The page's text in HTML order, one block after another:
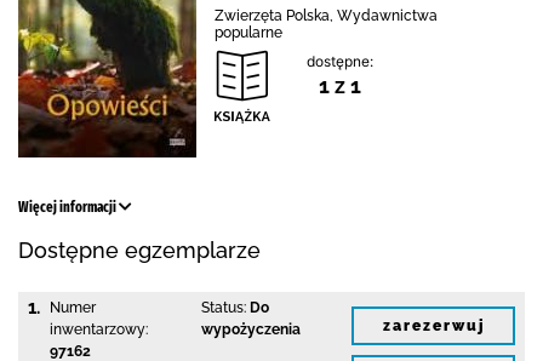
Zwierzęta Polska, Wydawnictwa
popularne
dostępne:
1 z 1
Więcej informacji
Dostępne egzemplarze
1.
Numer
inwentarzowy:
97162
Status: Do
wypożyczenia
zarezerwuj